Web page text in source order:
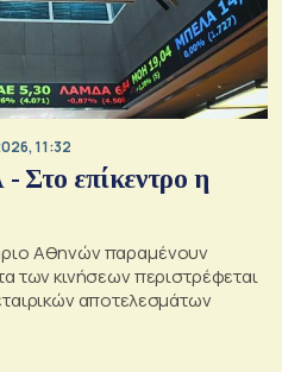
11:32
Στο επίκεντρο η
Αθηνών παραμένουν
των κινήσεων περιστρέφεται
αποτελεσμάτων